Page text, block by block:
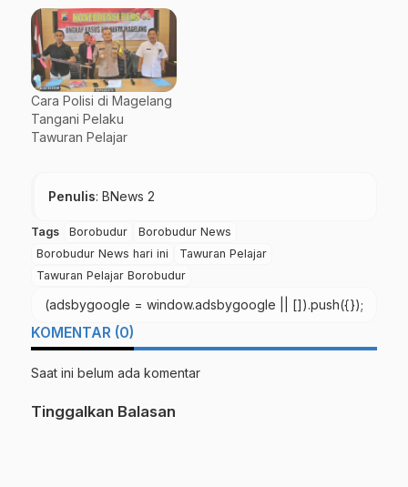
Cara Polisi di Magelang
Tangani Pelaku
Tawuran Pelajar
Penulis: BNews 2
Tags Borobudur
Borobudur News
Borobudur News hari ini
Tawuran Pelajar
Tawuran Pelajar Borobudur
(adsbygoogle = window.adsbygoogle || []).push({});
KOMENTAR (0)
Saat ini belum ada komentar
Tinggalkan Balasan